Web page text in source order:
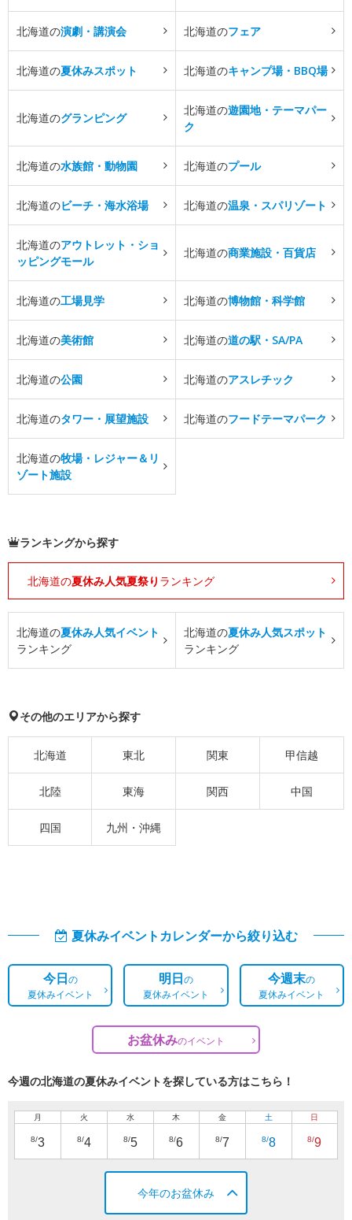
北海道の演劇・講演会 北海道のフェア
北海道の夏休みスポット 北海道のキャンプ場・BBQ場
北海道のグランピング
北海道の遊園地・テーマパー
ク
北海道の水族館・動物園 北海道のプール
北海道のビーチ・海水浴場 北海道の温泉・スパリゾート
北海道のアウトレット・ショ
ッピングモール
北海道の商業施設・百貨店
北海道の工場見学 北海道の博物館・科学館
北海道の美術館 北海道の道の駅・SA/PA
北海道の公園 北海道のアスレチック
北海道のタワー・展望施設 北海道のフードテーマパーク
北海道の牧場・レジャー＆リ
ゾート施設
ランキングから探す
北海道の夏休み人気夏祭り ランキング
北海道の夏休み人気イベント
ランキング
北海道の夏休み人気スポット
ランキング
その他のエリアから探す
北海道 東北 関東 甲信越
北陸 東海 関西 中国
四国 九州・沖縄
夏休みイベントカレンダーから絞り込む
今日の
夏休みイベント
明日の
夏休みイベント
今週末の
夏休みイベント
お盆休みのイベント
今週の北海道の夏休みイベントを探している方はこちら！
月
8/3
火
8/4
水
8/5
木
8/6
金
8/7
土
8/8
日
8/9
今年のお盆休み